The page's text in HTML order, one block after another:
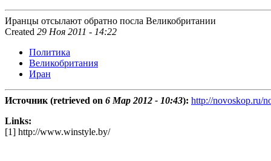
Иранцы отсылают обратно посла Великобритании
Created 29 Ноя 2011 - 14:22
Политика
Великобритания
Иран
Источник (retrieved on 6 Мар 2012 - 10:43): http://novoskop.ru/
Links:
[1] http://www.winstyle.by/